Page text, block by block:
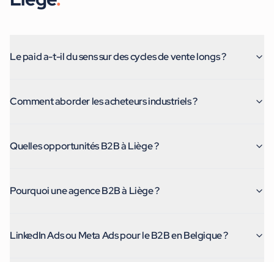
Le paid a-t-il du sens sur des cycles de vente longs ?
Comment aborder les acheteurs industriels ?
Quelles opportunités B2B à Liège ?
Pourquoi une agence B2B à Liège ?
LinkedIn Ads ou Meta Ads pour le B2B en Belgique ?